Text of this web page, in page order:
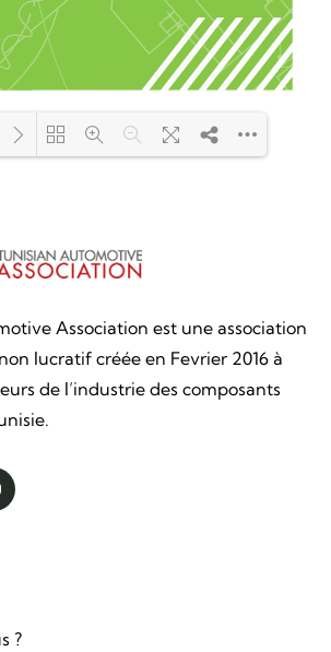
Association est une association
lucratif créée en Fevrier 2016 à
de l’industrie des composants
?